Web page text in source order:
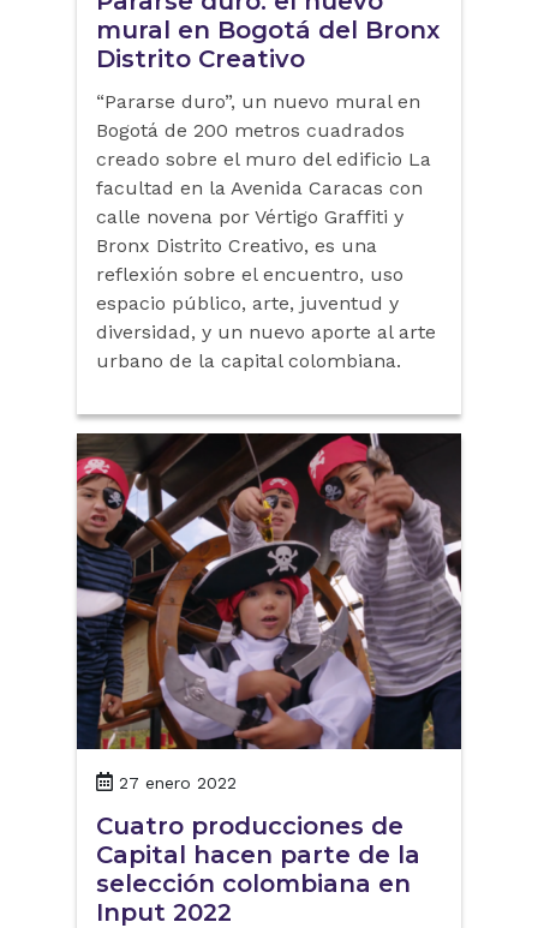
mural en Bogotá del Bronx
Distrito Creativo
“Pararse duro”, un nuevo mural en
Bogotá de 200 metros cuadrados
creado sobre el muro del edificio La
facultad en la Avenida Caracas con
calle novena por Vértigo Graffiti y
Bronx Distrito Creativo, es una
reflexión sobre el encuentro, uso
espacio público, arte, juventud y
diversidad, y un nuevo aporte al arte
urbano de la capital colombiana.
27 enero 2022
Cuatro producciones de
Capital hacen parte de la
selección colombiana en
Input 2022